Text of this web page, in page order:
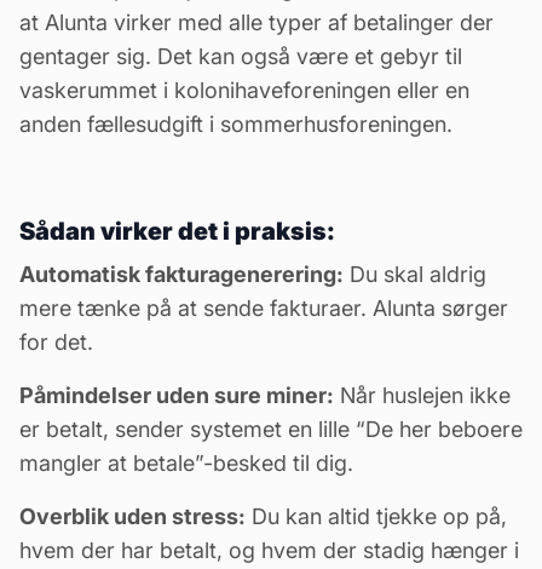
at Alunta virker med alle typer af betalinger der
gentager sig. Det kan også være et gebyr til
vaskerummet i kolonihaveforeningen eller en
anden fællesudgift i sommerhusforeningen.
Sådan virker det i praksis:
Automatisk fakturagenerering: Du skal aldrig
mere tænke på at sende fakturaer. Alunta sørger
for det.
Påmindelser uden sure miner: Når huslejen ikke
er betalt, sender systemet en lille “De her beboere
mangler at betale”-besked til dig.
Overblik uden stress: Du kan altid tjekke op på,
hvem der har betalt, og hvem der stadig hænger i